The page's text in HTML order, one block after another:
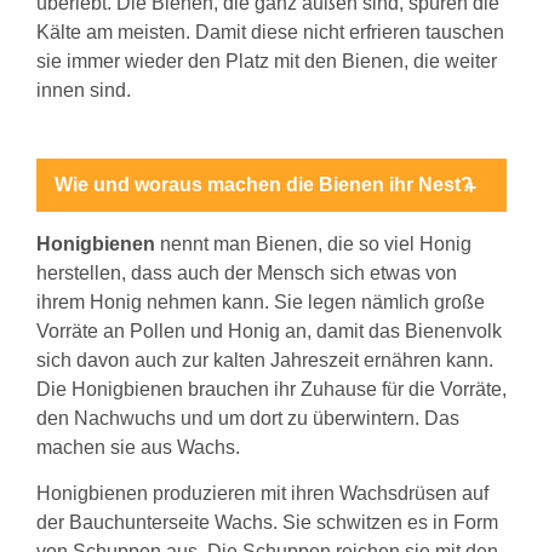
Kälte am meisten. Damit diese nicht erfrieren tauschen
sie immer wieder den Platz mit den Bienen, die weiter
innen sind.
Wie und woraus machen die Bienen ihr Nest?
Honigbienen nennt man Bienen, die so viel Honig
herstellen, dass auch der Mensch sich etwas von
ihrem Honig nehmen kann. Sie legen nämlich große
Vorräte an Pollen und Honig an, damit das Bienenvolk
sich davon auch zur kalten Jahreszeit ernähren kann.
Die Honigbienen brauchen ihr Zuhause für die Vorräte,
den Nachwuchs und um dort zu überwintern. Das
machen sie aus Wachs.
Honigbienen produzieren mit ihren Wachsdrüsen auf
der Bauchunterseite Wachs. Sie schwitzen es in Form